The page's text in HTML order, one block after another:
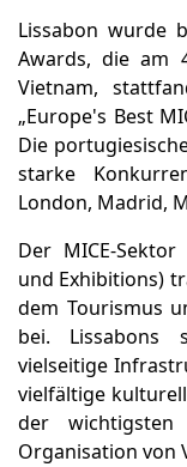
Lissabon wurde
Awards, die am
Vietnam,
„Europe's Best
Die
starke
London, Madrid,
Der MICE-
und Exhibitions)
dem Tourismus
bei. Lissabons
vielseitige
vielfältige
der
Organisation von